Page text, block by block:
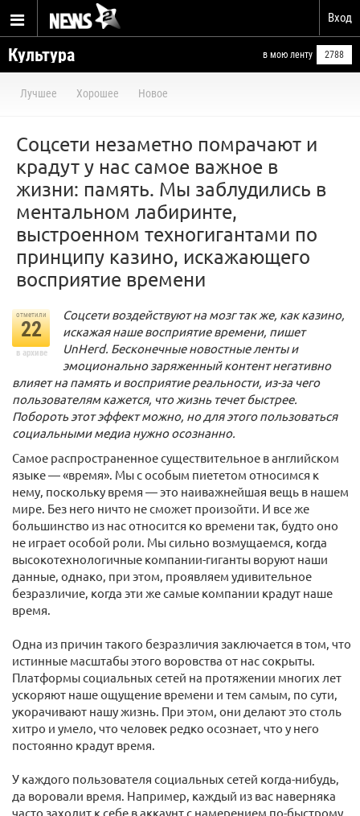
Вход
Культура в мою ленту 2788
Лучшее Хорошее Новое
Соцсети незаметно помрачают и
крадут у нас самое важное в
жизни: память. Мы заблудились в
ментальном лабиринте,
выстроенном техногигантами по
принципу казино, искажающего
восприятие времени
отметили
22
в архиве
Соцсети воздействуют на мозг так же, как казино,
искажая наше восприятие времени, пишет
UnHerd. Бесконечные новостные ленты и
эмоционально заряженный контент негативно
влияет на память и восприятие реальности, из-за чего
пользователям кажется, что жизнь течет быстрее.
Побороть этот эффект можно, но для этого пользоваться
социальными медиа нужно осознанно.
Самое распространенное существительное в английском
языке — «время». Мы с особым пиететом относимся к
нему, поскольку время — это наиважнейшая вещь в нашем
мире. Без него ничто не сможет произойти. И все же
большинство из нас относится ко времени так, будто оно
не играет особой роли. Мы сильно возмущаемся, когда
высокотехнологичные компании-гиганты воруют наши
данные, однако, при этом, проявляем удивительное
безразличие, когда эти же самые компании крадут наше
время.
Одна из причин такого безразличия заключается в том, что
истинные масштабы этого воровства от нас сокрыты.
Платформы социальных сетей на протяжении многих лет
ускоряют наше ощущение времени и тем самым, по сути,
укорачивают нашу жизнь. При этом, они делают это столь
хитро и умело, что человек редко осознает, что у него
постоянно крадут время.
У каждого пользователя социальных сетей когда-нибудь,
да воровали время. Например, каждый из вас наверняка
часто заходит к себе в аккаунт с намерением по-быстрому